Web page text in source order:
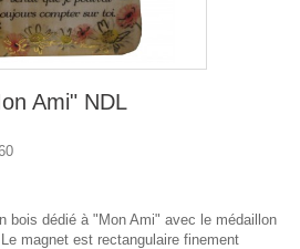
Ami" NDL
bois dédié à "Mon Ami" avec le médaillon
magnet est rectangulaire finement